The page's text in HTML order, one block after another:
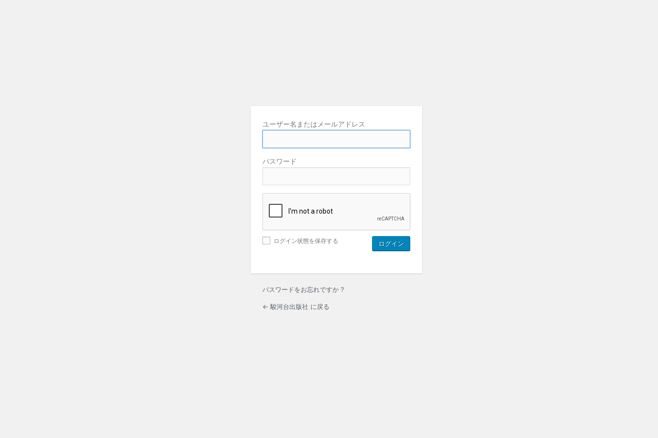
ユーザー名またはメールアドレス
パスワード
ログイン状態を保存する
パスワードをお忘れですか ?
← 駿河台出版社 に戻る